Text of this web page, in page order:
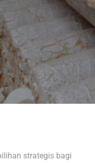
strategis bagi